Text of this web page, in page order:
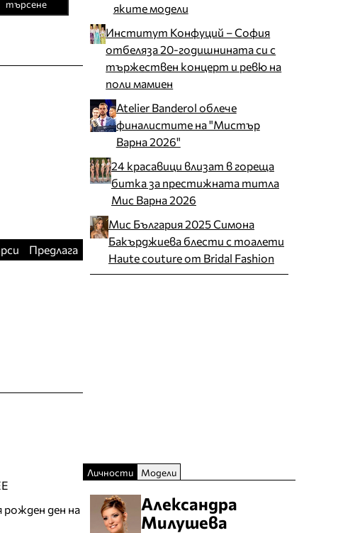
търсене
Предлага
рожден ден на
яките модели
Институт Конфуций – София
отбеляза 20-годишнината си с
тържествен концерт и ревю на
поли мамиен
Atelier Banderol облече
финалистите на "Мистър
Варна 2026"
24 красавици влизат в гореща
битка за престижната титла
Мис Варна 2026
Мис България 2025 Симона
Бакърджиева блести с тоалети
Haute couture от Bridal Fashion
Личности Модели
Александра
Милушева